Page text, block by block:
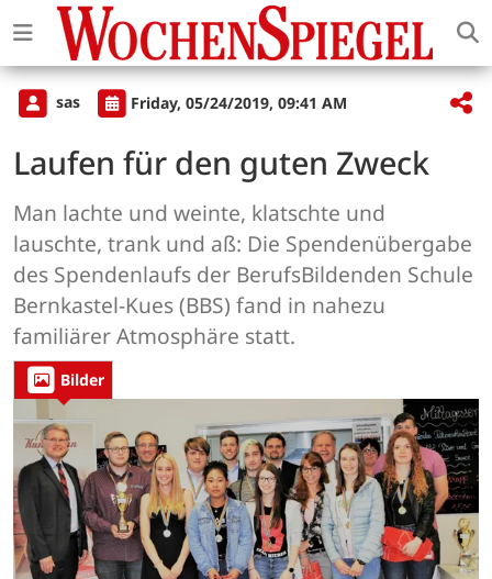
sas Friday, 05/24/2019, 09:41 AM
Laufen für den guten Zweck
Man lachte und weinte, klatschte und
lauschte, trank und aß: Die Spendenübergabe
des Spendenlaufs der BerufsBildenden Schule
Bernkastel-Kues (BBS) fand in nahezu
familiärer Atmosphäre statt.
Bilder